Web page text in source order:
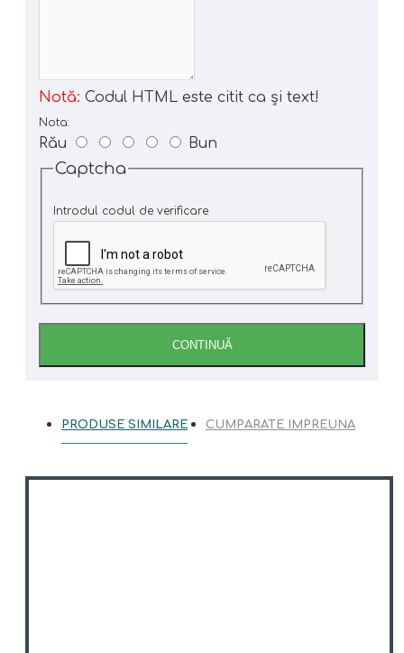
Notă: Codul HTML este citit ca şi text!
Nota:
Rău Bun
Captcha
Introdul codul de verificare
CONTINUĂ
PRODUSE SIMILARE CUMPARATE IMPREUNA